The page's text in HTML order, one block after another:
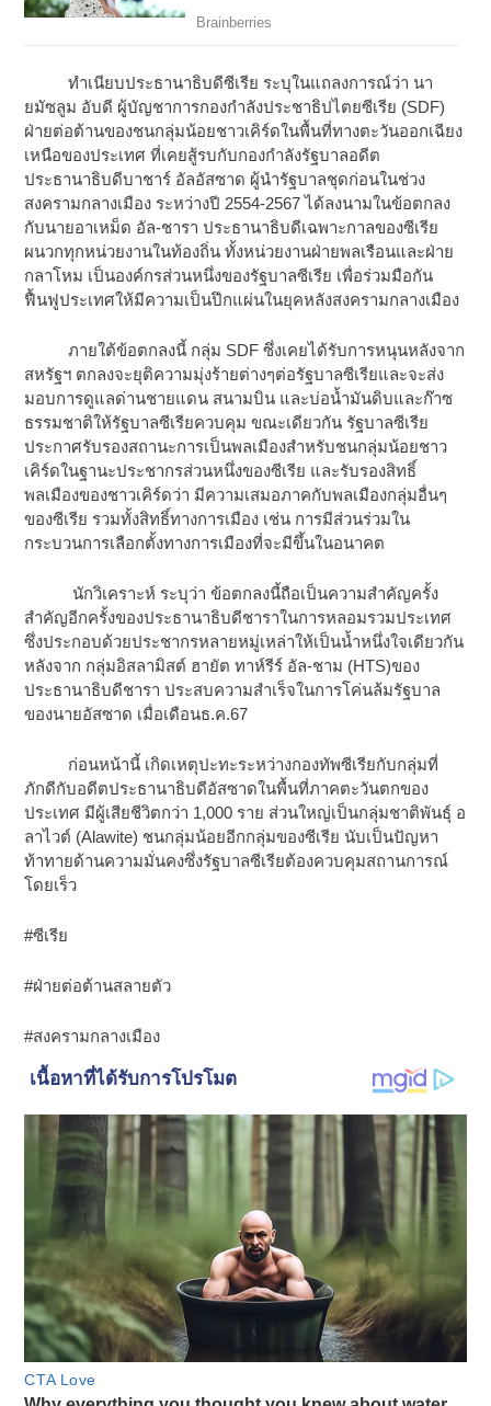
ทำเนียบประธานาธิบดีซีเรีย ระบุในแถลงการณ์ว่า นา
ยมัซลูม อับดี ผู้บัญชาการกองกำลังประชาธิปไตยซีเรีย (SDF)
ฝ่ายต่อต้านของชนกลุ่มน้อยชาวเคิร์ดในพื้นที่ทางตะวันออกเฉียง
เหนือของประเทศ ที่เคยสู้รบกับกองกำลังรัฐบาลอดีต
ประธานาธิบดีบาชาร์ อัลอัสซาด ผู้นำรัฐบาลชุดก่อนในช่วง
สงครามกลางเมือง ระหว่างปี 2554-2567 ได้ลงนามในข้อตกลง
กับนายอาเหม็ด อัล-ชารา ประธานาธิบดีเฉพาะกาลของซีเรีย
ผนวกทุกหน่วยงานในท้องถิ่น ทั้งหน่วยงานฝ่ายพลเรือนและฝ่าย
กลาโหม เป็นองค์กรส่วนหนึ่งของรัฐบาลซีเรีย เพื่อร่วมมือกัน
ฟื้นฟูประเทศให้มีความเป็นปึกแผ่นในยุคหลังสงครามกลางเมือง
ภายใต้ข้อตกลงนี้ กลุ่ม SDF ซึ่งเคยได้รับการหนุนหลังจาก
สหรัฐฯ ตกลงจะยุติความมุ่งร้ายต่างๆต่อรัฐบาลซีเรียและจะส่ง
มอบการดูแลด่านชายแดน สนามบิน และบ่อน้ำมันดิบและก๊าซ
ธรรมชาติให้รัฐบาลซีเรียควบคุม ขณะเดียวกัน รัฐบาลซีเรีย
ประกาศรับรองสถานะการเป็นพลเมืองสำหรับชนกลุ่มน้อยชาว
เคิร์ดในฐานะประชากรส่วนหนึ่งของซีเรีย และรับรองสิทธิ์
พลเมืองของชาวเคิร์ดว่า มีความเสมอภาคกับพลเมืองกลุ่มอื่นๆ
ของซีเรีย รวมทั้งสิทธิ์ทางการเมือง เช่น การมีส่วนร่วมใน
กระบวนการเลือกตั้งทางการเมืองที่จะมีขึ้นในอนาคต
นักวิเคราะห์ ระบุว่า ข้อตกลงนี้ถือเป็นความสำคัญครั้ง
สำคัญอีกครั้งของประธานาธิบดีชาราในการหลอมรวมประเทศ
ซึ่งประกอบด้วยประชากรหลายหมู่เหล่าให้เป็นน้ำหนึ่งใจเดียวกัน
หลังจาก กลุ่มอิสลามิสต์ ฮายัต ทาห์รีร์ อัล-ชาม (HTS)ของ
ประธานาธิบดีชารา ประสบความสำเร็จในการโค่นล้มรัฐบาล
ของนายอัสซาด เมื่อเดือนธ.ค.67
ก่อนหน้านี้ เกิดเหตุปะทะระหว่างกองทัพซีเรียกับกลุ่มที่
ภักดีกับอดีตประธานาธิบดีอัสซาดในพื้นที่ภาคตะวันตกของ
ประเทศ มีผู้เสียชีวิตกว่า 1,000 ราย ส่วนใหญ่เป็นกลุ่มชาติพันธุ์ อ
ลาไวต์ (Alawite) ชนกลุ่มน้อยอีกกลุ่มของซีเรีย นับเป็นปัญหา
ท้าทายด้านความมั่นคงซึ่งรัฐบาลซีเรียต้องควบคุมสถานการณ์
โดยเร็ว
#ซีเรีย
#ฝ่ายต่อต้านสลายตัว
#สงครามกลางเมือง